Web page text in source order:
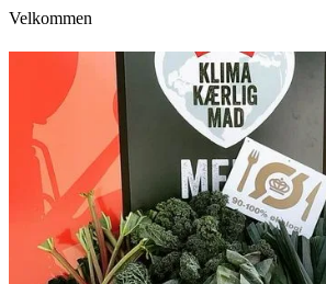
Velkommen